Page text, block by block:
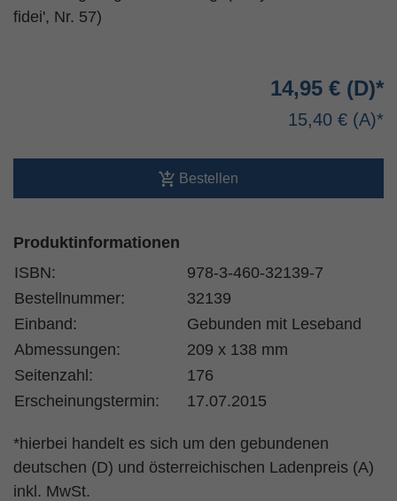
fidei', Nr. 57)
14,95 €
15,40 €
Bestellen
Produktinformationen
ISBN:
978-3-460-32139-7
Bestellnummer:
32139
Einband:
Gebunden mit Leseband
Abmessungen:
209 x 138 mm
Seitenzahl:
176
Erscheinungstermin:
17.07.2015
*hierbei handelt es sich um den gebundenen
deutschen (D) und österreichischen Ladenpreis (A)
inkl. MwSt.